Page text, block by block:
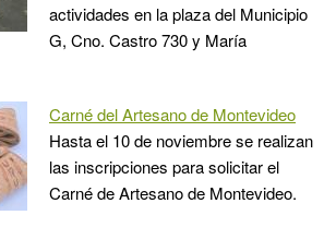
actividades en la plaza del Municipio
G, Cno. Castro 730 y María
Carné del Artesano de Montevideo
Hasta el 10 de noviembre se realizan
las inscripciones para solicitar el
Carné de Artesano de Montevideo.